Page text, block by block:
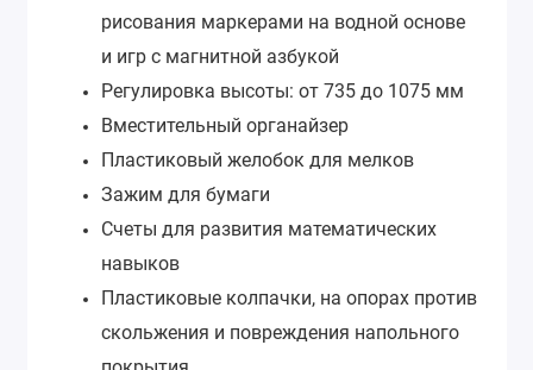
рисования маркерами на водной основе
и игр с магнитной азбукой
Регулировка высоты: от 735 до 1075 мм
Вместительный органайзер
Пластиковый желобок для мелков
Зажим для бумаги
Счеты для развития математических
навыков
Пластиковые колпачки, на опорах против
скольжения и повреждения напольного